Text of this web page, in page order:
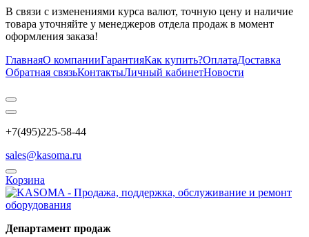
В связи с изменениями курса валют, точную цену и наличие
товара уточняйте у менеджеров отдела продаж в момент
оформления заказа!
ГлавнаяО компанииГарантияКак купить?ОплатаДоставка
Обратная связьКонтактыЛичный кабинетНовости
+7(495)225-58-44
sales@kasoma.ru
Корзина
Департамент продаж